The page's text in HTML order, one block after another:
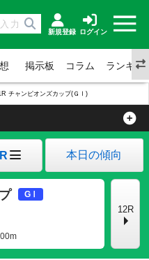
新規登録 ログイン
掲示板 コラム ランキン
チャンピオンズカップ(ＧⅠ)
本日の傾向
12R